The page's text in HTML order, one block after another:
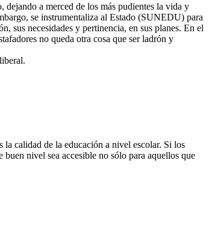
a merced de los más pudientes la vida y
se instrumentaliza al Estado (SUNEDU) para
sus necesidades y pertinencia, en sus planes. En el
no queda otra cosa que ser ladrón y
calidad de la educación a nivel escolar. Si los
nivel sea accesible no sólo para aquellos que